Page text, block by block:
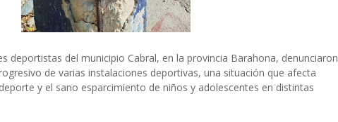
deportistas del municipio Cabral, en la provincia Barahona, denunciaron
de varias instalaciones deportivas, una situación que afecta
y el sano esparcimiento de niños y adolescentes en distintas